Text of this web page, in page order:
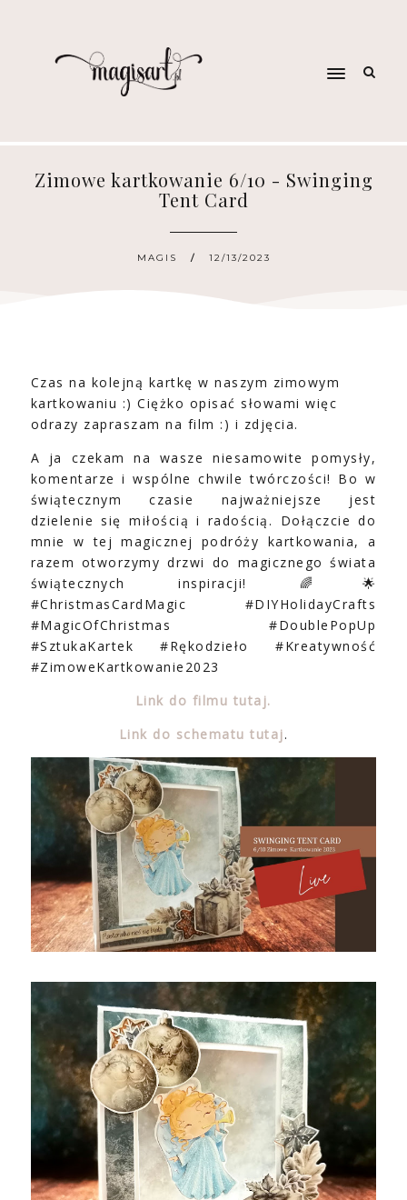
Zimowe kartkowanie 6/10 - Swinging
Tent Card
MAGIS 12/13/2023
Czas na kolejną kartkę w naszym zimowym
kartkowaniu :) Ciężko opisać słowami więc
odrazy zapraszam na film :) i zdjęcia.
A ja czekam na wasze niesamowite pomysły,
komentarze i wspólne chwile twórczości! Bo w
świątecznym czasie najważniejsze jest
dzielenie się miłością i radością. Dołączcie do
mnie w tej magicznej podróży kartkowania, a
razem otworzymy drzwi do magicznego świata
świątecznych inspiracji! 🌈🌟
#ChristmasCardMagic #DIYHolidayCrafts
#MagicOfChristmas #DoublePopUp
#SztukaKartek #Rękodzieło #Kreatywność
#ZimoweKartkowanie2023
Link do filmu tutaj.
Link do schematu tutaj.